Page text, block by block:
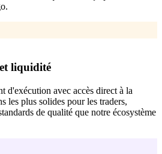
liquidité
d'exécution avec accès direct à la
les plus solides pour les traders,
de qualité que notre écosystème